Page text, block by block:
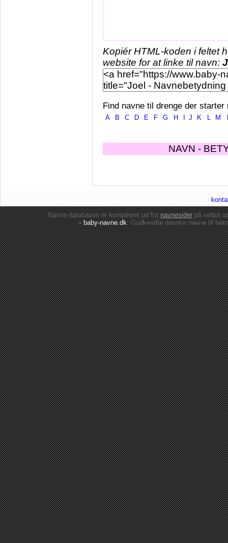
Kopiér HTML-koden i feltet
website for at linke til navn:
Find navne til drenge der starter
A B C D E F G H J K L M
NAVN -
Navne-databasen er kompileret ud franavnesiderpå nettet
•baby-navne.dk: Godkendte danskenavne til børn